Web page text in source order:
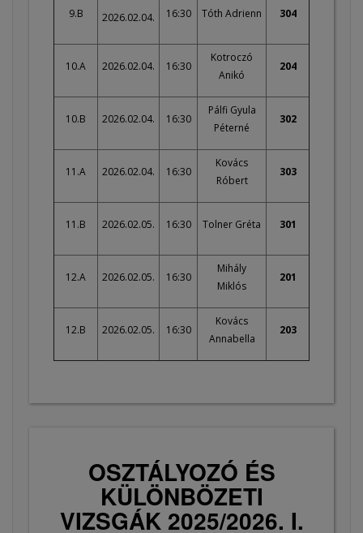
9.B 2026.02.04. 16:30 Tóth Adrienn 304
10.A 2026.02.04. 16:30
Kotroczó
Anikó
204
10.B 2026.02.04. 16:30
Pálfi Gyula
Péterné
302
11.A 2026.02.04. 16:30
Kovács
Róbert
303
11.B 2026.02.05. 16:30 Tolner Gréta 301
12.A 2026.02.05. 16:30
Mihály
Miklós
201
12.B 2026.02.05. 16:30
Kovács
Annabella
203
OSZTÁLYOZÓ ÉS
KÜLÖNBÖZETI
VIZSGÁK 2025/2026. I.